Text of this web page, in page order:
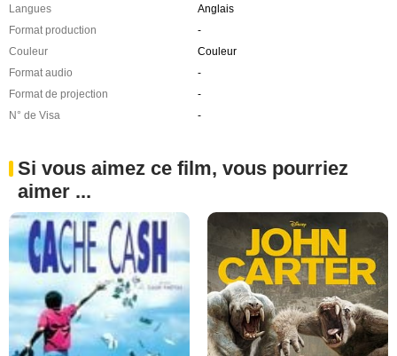
Langues
Anglais
Format production
-
Couleur
Couleur
Format audio
-
Format de projection
-
N° de Visa
-
Si vous aimez ce film, vous pourriez
aimer ...